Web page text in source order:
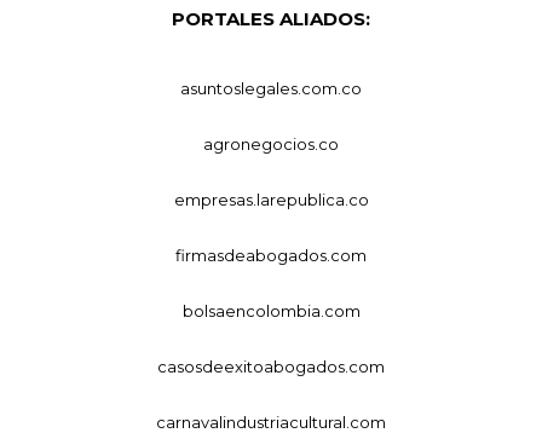
PORTALES ALIADOS:
asuntoslegales.com.co
agronegocios.co
empresas.larepublica.co
firmasdeabogados.com
bolsaencolombia.com
casosdeexitoabogados.com
carnavalindustriacultural.com